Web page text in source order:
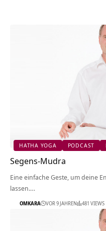
HATHA YOGA PODCAST
Segens-Mudra
Eine einfache Geste, um deine
lassen.…
OMKARA VOR 9 JAHREN 481 VIEWS